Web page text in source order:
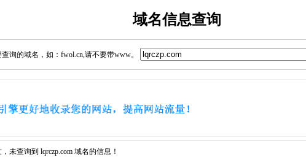
域名信息查询
询的域名，如：fwol.cn,请不要带www。
未查询到 lqrczp.com 域名的信息！